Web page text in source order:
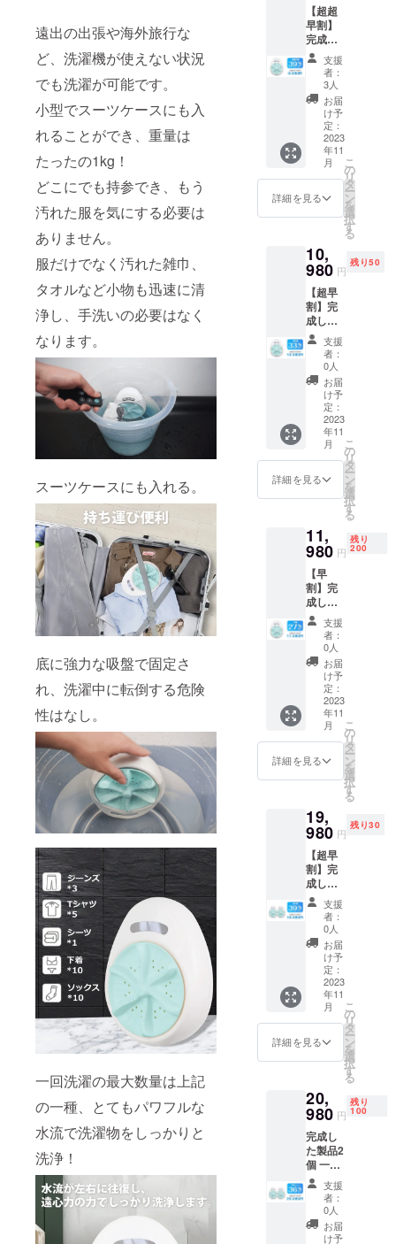
遠出の出張や海外旅行な
ど、洗濯機が使えない状況
でも洗濯が可能です。
小型でスーツケースにも入
れることができ、重量は
たったの1kg！
どこにでも持参でき、もう
汚れた服を気にする必要は
ありません。
服だけでなく汚れた雑巾、
タオルなど小物も迅速に清
浄し、手洗いの必要はなく
なります。
スーツケースにも入れる。
底に強力な吸盤で固定さ
れ、洗濯中に転倒する危険
性はなし。
一回洗濯の最大数量は上記
の一種、とてもパワフルな
水流で洗濯物をしっかりと
洗浄！
【超超
早割】
完成し
た製品
１個
20名様
限定 一
般販売
価格
16,480
円
→
9,980円
（税・
送料込)
【構成
◇洗濯
機
W10×1
個 ◇専
用USB
充電
ケーブ
ル×1個
◇吸盤
×5個 ◇
取扱説
明書(日
本語)×1
個 ※デ
ザイ
ン・仕
様・
変更に
なる可
能性も
ござい
ます。
※本プロ
ジェク
トを通
して想
定を上
回る皆
様から
ご支援
を頂
き、現
在進め
ている
更に整
えるこ
とがで
きた場
合、正
規販売
価格が
販売予
定価格
より下
がる可
能性も
ござい
ます。
支援
者：
3人
お届
け予
定：
2023
年11
月
詳細を見る
こ
の
リ
タ
ー
ン
を
選
択
す
る
10,
980 円
残り50
【超早
割】完
成した
製品１
個 50
名様限
定 一般
販売価
格
16,480
円
→
10,980
円
（税・
送料込)
内容】
◇洗濯
機
W10×1
個 ◇専
用USB
充電
ケーブ
ル×1個
◇吸盤
×5個 ◇
取扱説
明書(日
本語)×1
個 ※デ
ザイ
ン・仕
が一部
変更に
なる可
能性も
ござい
ます。
※本プロ
ジェク
トを通
して想
定を上
回る皆
様から
ご支援
を頂
き、現
在進め
体制を
更に整
えるこ
とがで
きた場
合、正
規販売
価格が
販売予
定価格
より下
支援
者：
0人
お届
け予
定：
2023
年11
月
詳細を見る
こ
の
リ
タ
ー
ン
を
選
択
す
る
11,
980 円
残り
200
【早
割】完
成した
製品１
個 一般
販売価
格
16,480
円
→
11,980
（税・
送料込)
【構成
内容】
機
W10×1
個 ◇専
用USB
充電
ケーブ
ル×1個
◇吸盤
×5個 ◇
取扱説
明書(日
本語)×1
個 ※デ
ザイ
ン・仕
様・
パッ
なる可
能性も
ござい
ます。
※本プロ
ジェク
トを通
して想
定を上
回る皆
様から
支援
者：
0人
お届
け予
定：
2023
年11
月
詳細を見る
こ
の
リ
タ
ー
ン
を
選
択
す
る
19,
980 円
残り30
【超早
割】完
成した
製品2
個 30
名様限
定 一般
販売価
格
32,960
円
→
19,980
円
（税・
送料込)
内容】
◇洗濯
機×2個
◇専用
USB充
電ケー
ブル×2
個 ◇吸
盤×10個
◇取扱
説明書
支援
者：
0人
お届
け予
定：
2023
年11
月
詳細を見る
こ
の
リ
タ
ー
ン
を
選
択
す
る
20,
980 円
残り
100
完成し
た製品2
個 一般
販売価
格
32,960
円
→
支援
者：
0人
お届
け予